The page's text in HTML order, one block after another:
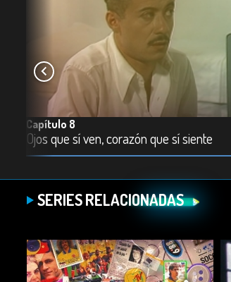
Capítulo 8
Ojos que sí ven, corazón que sí siente
SERIES RELACIONADAS